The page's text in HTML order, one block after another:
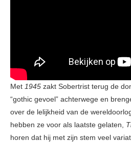
Met 1945 zakt Sobertrist terug de
“gothic gevoel” achterwege en
over de lelijkheid van de
hebben ze voor als laatste gelaten,
horen dat hij met zijn stem veel